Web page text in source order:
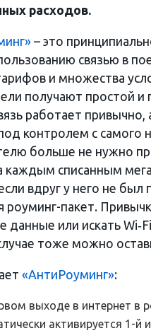
расходов.
– это
связью в
и множества
получают простой и
работает привычно,
контролем с самого
больше не нужно
каждым списанным
вдруг у него не
роуминг-пакет.
данные или искать
тоже можно
«АнтиРоуминг»:
выходе в интернет в
активируется 1-й